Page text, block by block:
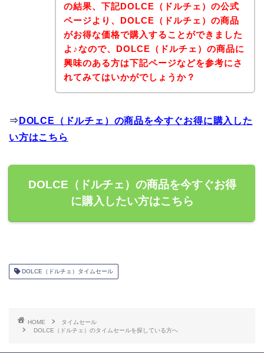
の結果、下記DOLCE（ドルチェ）の公式
ページより、DOLCE（ドルチェ）の商品
がお得な価格で購入することができました
よ♪なので、DOLCE（ドルチェ）の商品に
興味のある方は下記ページなどを参考にさ
れてみてはいかがでしょうか？
⇒ DOLCE（ドルチェ）の商品を今すぐお得に購入した
い方はこちら
DOLCE（ドルチェ）の商品を今すぐお得
に購入したい方はこちら
DOLCE（ドルチェ）タイムセール
HOME
タイムセール
DOLCE（ドルチェ）のタイムセールを探している方へ